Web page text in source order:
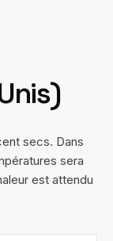
)
secs. Dans
sera
est attendu